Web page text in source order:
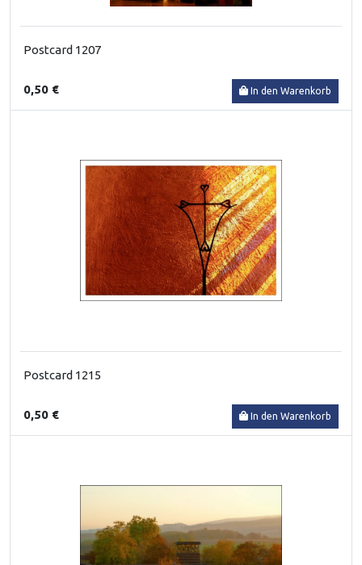
Postcard 1207
0,50 € In den Warenkorb
Postcard 1215
0,50 € In den Warenkorb